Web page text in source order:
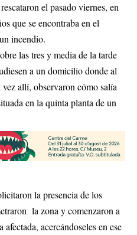
el pasado viernes, en
que se encontraba en el
incendio.
las tres y media de la tarde
a un domicilio donde al
allí, observaron cómo salía
en la quinta planta de un
la presencia de los
la zona y comenzaron a
acercándoseles en ese